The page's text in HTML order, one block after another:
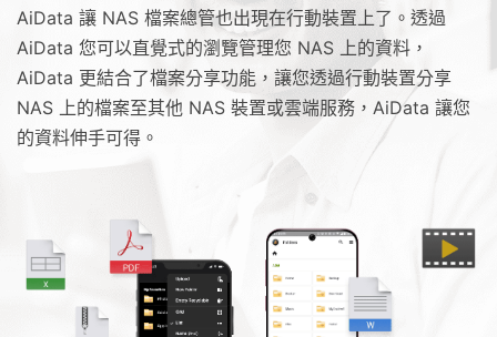
AiData 讓 NAS 檔案總管也出現在行動裝置上了。透過
AiData 您可以直覺式的瀏覽管理您 NAS 上的資料，
AiData 更結合了檔案分享功能，讓您透過行動裝置分享
NAS 上的檔案至其他 NAS 裝置或雲端服務，AiData 讓您
的資料伸手可得。